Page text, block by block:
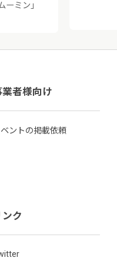
ーミン」
業者様向け
ントの掲載依頼
ンク